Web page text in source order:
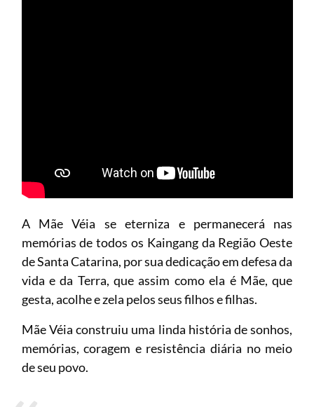
A Mãe Véia se eterniza e permanecerá nas
memórias de todos os Kaingang da Região Oeste
de Santa Catarina, por sua dedicação em defesa da
vida e da Terra, que assim como ela é Mãe, que
gesta, acolhe e zela pelos seus filhos e filhas.
Mãe Véia construiu uma linda história de sonhos,
memórias, coragem e resistência diária no meio
de seu povo.